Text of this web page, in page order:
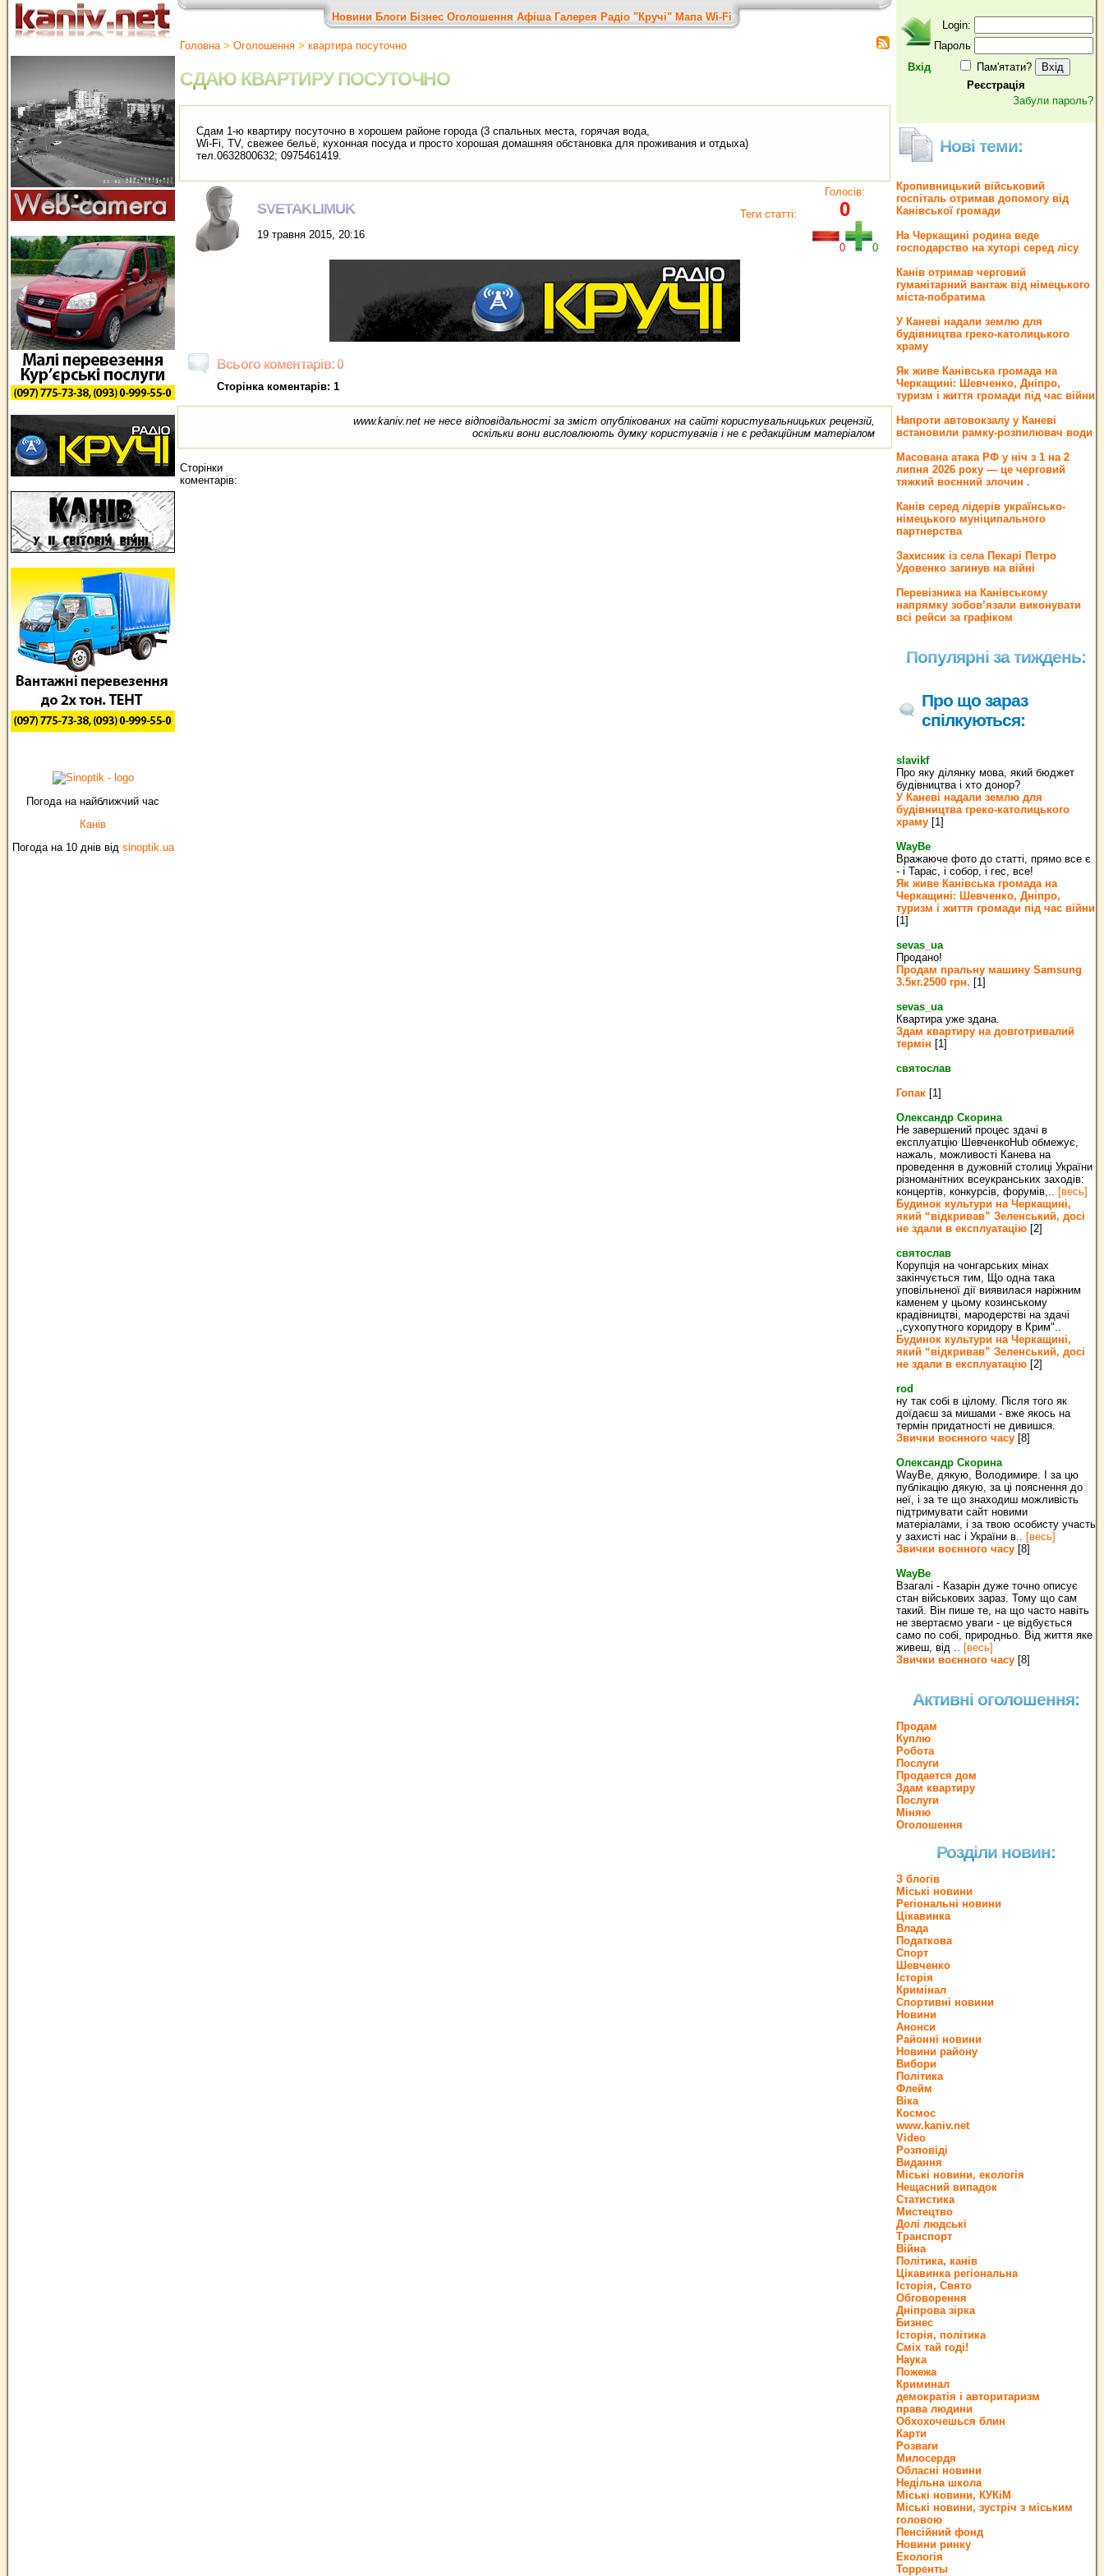
Погода на найближчий час
Канів
Погода на 10 днів від sinoptik.ua
Новини Блоги Бізнес Оголошення Афіша Галерея Радіо "Кручі" Мапа Wi-Fi
Головна> Оголошення > квартира посуточно
СДАЮ КВАРТИРУ ПОСУТОЧНО
Сдам 1-ю квартиру посуточно в хорошем районе города (3 спальных места, горячая вода,
Wi-Fi, ТV, свежее бельё, кухонная посуда и просто хорошая домашняя обстановка для проживания и отдыха)
тел.0632800632; 0975461419.
SVETAKLIMUK
19 травня 2015, 20:16
Теги статті:
Голосів:
0
0 0
Всього коментарів: 0
Сторінка коментарів: 1
www.kaniv.net не несе відповідальності за зміст опублікованих на сайті користувальницьких рецензій,
оскільки вони висловлюють думку користувачів і не є редакційним матеріалом
Сторінки
коментарів:
Вхід
Login:
Пароль
Пам'ятати?
Реєстрація
Забули пароль?
Нові теми:
Кропивницький військовий
госпіталь отримав допомогу від
Канівської громади
На Черкащині родина веде
господарство на хуторі серед лісу
Канів отримав черговий
гуманітарний вантаж від німецького
міста-побратима
У Каневі надали землю для
будівництва греко‐католицького
храму
Як живе Канівська громада на
Черкащині: Шевченко, Дніпро,
туризм і життя громади під час війни
Напроти автовокзалу у Каневі
встановили рамку-розпилювач води
Масована атака РФ у ніч з 1 на 2
липня 2026 року — це черговий
тяжкий воєнний злочин .
Канів серед лідерів українсько-
німецького муніципального
партнерства
Захисник із села Пекарі Петро
Удовенко загинув на війні
Перевізника на Канівському
напрямку зобов’язали виконувати
всі рейси за графіком
Популярні за тиждень:
Про що зараз
спілкуються:
slavikf
Про яку ділянку мова, який бюджет
будівництва і хто донор?
У Каневі надали землю для
будівництва греко‐католицького
храму [1]
WayBe
Вражаюче фото до статті, прямо все є
- і Тарас, і собор, і гес, все!
Як живе Канівська громада на
Черкащині: Шевченко, Дніпро,
туризм і життя громади під час війни
[1]
sevas_ua
Продано!
Продам пральну машину Samsung
3.5кг.2500 грн. [1]
sevas_ua
Квартира уже здана.
Здам квартиру на довготривалий
термін [1]
святослав
Гопак [1]
Олександр Скорина
Не завершений процес здачі в
експлуатцію ШевченкоHub обмежує,
нажаль, можливості Канева на
проведення в дужовній столиці України
різноманітних всеукранських заходів:
концертів, конкурсів, форумів,.. [весь]
Будинок культури на Черкащині,
який “відкривав” Зеленський, досі
не здали в експлуатацію [2]
святослав
Корупція на чонгарських мінах
закінчується тим, Що одна така
уповільненої дії виявилася наріжним
каменем у цьому козинському
крадівництві, мародерстві на здачі
,,сухопутного коридору в Крим"..
Будинок культури на Черкащині,
який “відкривав” Зеленський, досі
не здали в експлуатацію [2]
rod
ну так собі в цілому. Після того як
доїдаєш за мишами - вже якось на
термін придатності не дивишся.
Звички воєнного часу [8]
Олександр Скорина
WayBe, дякую, Володимире. І за цю
публікацію дякую, за ці пояснення до
неї, і за те що знаходиш можливість
підтримувати сайт новими
матеріалами, і за твою особисту участь
у захисті нас і України в.. [весь]
Звички воєнного часу [8]
WayBe
Взагалі - Казарін дуже точно описує
стан військових зараз. Тому що сам
такий. Він пише те, на що часто навіть
не звертаємо уваги - це відбується
само по собі, природньо. Від життя яке
живеш, від .. [весь]
Звички воєнного часу [8]
Активні оголошення:
Продам
Куплю
Робота
Послуги
Продается дом
Здам квартиру
Послуги
Міняю
Оголошення
Розділи новин:
З блогів
Міські новини
Регіональні новини
Цікавинка
Влада
Податкова
Спорт
Шевченко
Історія
Кримінал
Спортивні новини
Новини
Анонси
Районні новини
Новини району
Вибори
Політика
Флейм
Віка
Космос
www.kaniv.net
Video
Розповіді
Видання
Міські новини, екологія
Нещасний випадок
Статистика
Мистецтво
Долі людські
Транспорт
Війна
Політика, канів
Цікавинка регіональна
Історія, Свято
Обговорення
Дніпрова зірка
Бизнес
Історія, політика
Сміх тай годі!
Наука
Пожежа
Криминал
демократія і авторитаризм
права людини
Обхохочешься блин
Карти
Розваги
Милосердя
Обласні новини
Недільна школа
Міські новини, КУКіМ
Міські новини, зустріч з міським
головою
Пенсійний фонд
Новини ринку
Екологія
Торренты